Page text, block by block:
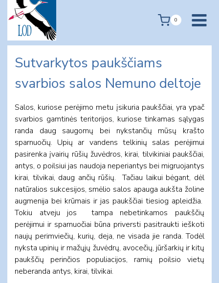
content
0
Sutvarkytos paukščiams
svarbios salos Nemuno deltoje
Salos, kuriose perėjimo metu įsikuria paukščiai, yra ypač
svarbios gamtinės teritorijos, kuriose tinkamas sąlygas
randa daug saugomų bei nykstančių mūsų krašto
sparnuočių. Upių ar vandens telkinių salas perėjimui
pasirenka įvairių rūšių žuvėdros, kirai, tilvikiniai paukščiai,
antys, o poilsiui jas naudoja neperiantys bei migruojantys
kirai, tilvikai, daug ančių rūšių. Tačiau laikui bėgant, dėl
natūralios sukcesijos, smėlio salos apauga aukšta žoline
augmenija bei krūmais ir jas paukščiai tiesiog apleidžia.
Tokiu atveju jos tampa nebetinkamos paukščių
perėjimui ir sparnuočiai būna priversti pasitraukti ieškoti
naujų perimviečių, kurių, deja, ne visada jie randa. Todėl
nyksta upinių ir mažųjų žuvėdrų, avocečių, jūršarkių ir kitų
paukščių perinčios populiacijos, ramių poilsio vietų
neberanda antys, kirai, tilvikai.